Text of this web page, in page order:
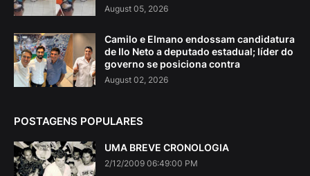
August 05, 2026
Camilo e Elmano endossam candidatura
de Ilo Neto a deputado estadual; líder do
governo se posiciona contra
August 02, 2026
POSTAGENS POPULARES
UMA BREVE CRONOLOGIA
2/12/2009 06:49:00 PM